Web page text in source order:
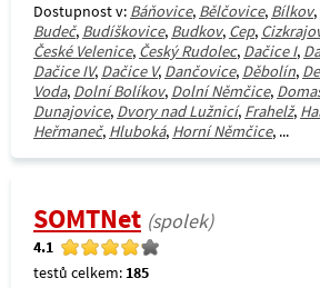
Dostupnost v: Báňovice, Bělčovice, Bílkov,
Budeč, Budíškovice, Budkov, Cep,
České Velenice, Český Rudolec, Dačice I,
Dačice IV, Dačice V, Dančovice, Děbolín,
Voda, Dolní Bolíkov, Dolní Němčice,
Dunajovice, Dvory nad Lužnicí, Frahelž,
Heřmaneč, Hluboká, Horní Němčice, ...
SOMTNet (spolek)
4.1
testů celkem: 185